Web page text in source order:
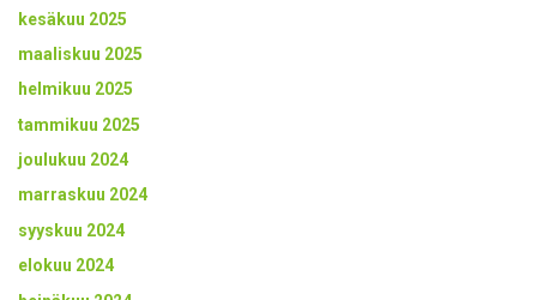
kesäkuu 2025
maaliskuu 2025
helmikuu 2025
tammikuu 2025
joulukuu 2024
marraskuu 2024
syyskuu 2024
elokuu 2024